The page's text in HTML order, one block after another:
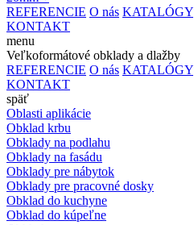
REFERENCIE O nás KATALÓGY
KONTAKT
menu
Veľkoformátové obklady a dlažby
REFERENCIE O nás KATALÓGY
KONTAKT
späť
Oblasti aplikácie
Obklad krbu
Obklady na podlahu
Obklady na fasádu
Obklady pre nábytok
Obklady pre pracovné dosky
Obklad do kuchyne
Obklad do kúpeľne